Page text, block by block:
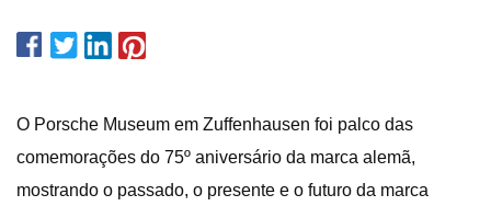
O Porsche Museum em Zuffenhausen foi palco das
comemorações do 75º aniversário da marca alemã,
mostrando o passado, o presente e o futuro da marca